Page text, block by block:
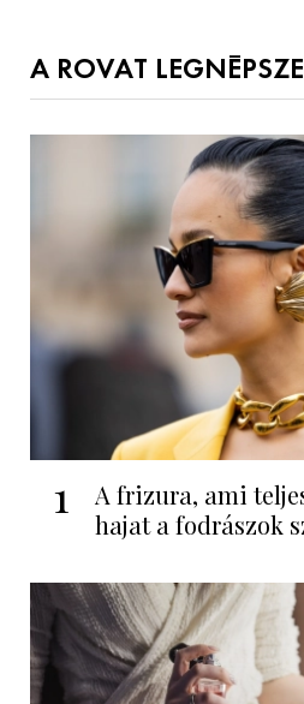
A ROVAT
1
A frizura, ami
hajat a fodrászok